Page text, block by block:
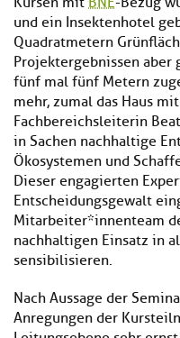
und ein Insektenhotel
Quadratmetern
Projektergebnissen aber
fünf mal fünf Metern
mehr, zumal das Haus
Fachbereichsleiterin
in Sachen nachhaltige
Ökosystemen und
Dieser engagierten
Entscheidungsgewalt
Mitarbeiter*innenteam
nachhaltigen Einsatz in
sensibilisieren.
Nach Aussage der
Anregungen der